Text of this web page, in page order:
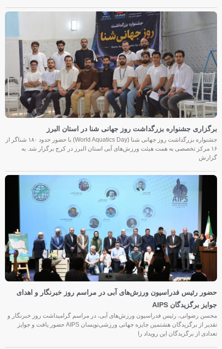
برگزاری جشنواره بزرگداشت روز جهانی شنا در استان البرز
جشنواره بزرگداشت روز جهانی شنا (World Aquatics Day) با حضور حدود ۱۸۰ شناگر از
۱۶ مرکز تخصصی به همت هیئت ورزش‌های آبی استان البرز در کرج برگزار شد. به
گزارش
حضور رئیس فدراسیون ورزش‌های آبی در مراسم روز خبرنگار و اهدای
جوایز برگزیدگان AIPS
محسن رضوانی، رئیس فدراسیون ورزش‌های آبی، در مراسم گرامیداشت روز خبرنگار و
تقدیر از برگزیدگان هشتمین جایزه جهانی ورزشی‌نویسان AIPS حضور یافت و جوایز
تعدادی از برگزیدگان این رویداد را